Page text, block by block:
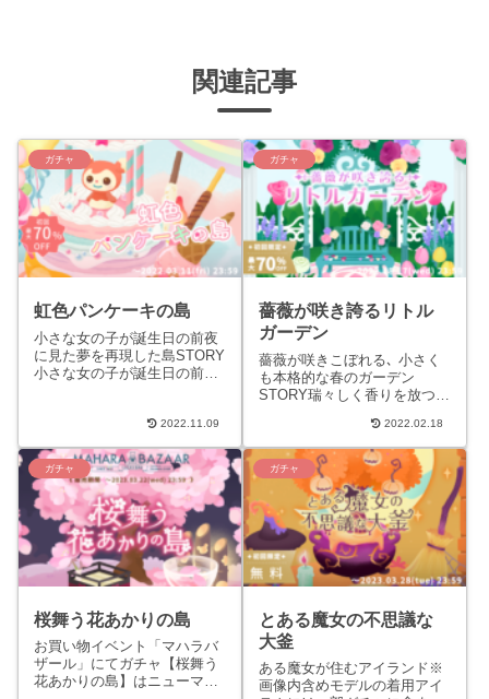
関連記事
ガチャ
虹色パンケーキの島
小さな女の子が誕生日の前夜
に見た夢を再現した島STORY
小さな女の子が誕生日の前夜
クリーム、ペロペロキャン...
2022.11.09
ガチャ
薔薇が咲き誇るリトル
ガーデン
薔薇が咲きこぼれる､ 小さく
も本格的な春のガーデン
STORY瑞々しく香りを放つた
る、小さくも本格的な春のガ
ーデン。リヴリーサイズに品
種改...
2022.02.18
ガチャ
桜舞う花あかりの島
お買い物イベント「マハラバ
ザール」にてガチャ【桜舞う
花あかりの島】はニューマハ
ガチャ
とある魔女の不思議な
大釜
ある魔女が住むアイランド※
画像内含めモデルの着用アイ